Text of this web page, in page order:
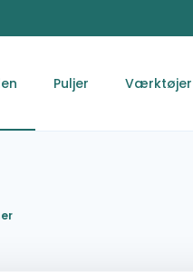
Puljer Værktøjer